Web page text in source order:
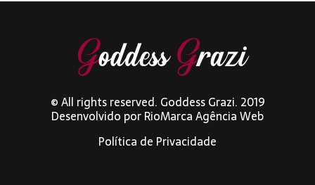
© All rights reserved. Goddess Grazi. 2019
Desenvolvido porRioMarca Agência Web
Política de Privacidade